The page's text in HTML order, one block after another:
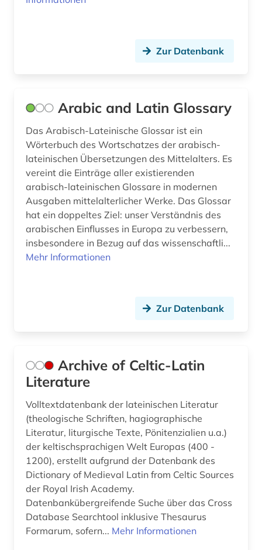
klassische philologie (26)
kolonie (1)
kommentar (6)
konkordanz (12)
konversationslexikon (1)
koptisch (3)
koptologie (2)
korpus (1)
kulturwissenschaften (4)
kupferstich (1)
künstlerdatenbank (1)
künstliche intelligenz (1)
latein (84)
lateinische kirchenväter (1)
Zur Datenbank
Arabic and Latin Glossary
Das Arabisch-Lateinische Glossar ist ein
Wörterbuch des Wortschatzes der arabisch-
lateinischen Übersetzungen des Mittelalters. Es
vereint die Einträge aller existierenden
arabisch-lateinischen Glossare in modernen
Ausgaben mittelalterlicher Werke. Das Glossar
hat ein doppeltes Ziel: unser Verständnis des
arabischen Einflusses in Europa zu verbessern,
insbesondere in Bezug auf das wissenschaftli...
Mehr Informationen
Zur Datenbank
Archive of Celtic-Latin
Literature
Volltextdatenbank der lateinischen Literatur
(theologische Schriften, hagiographische
Literatur, liturgische Texte, Pönitenzialien u.a.)
der keltischsprachigen Welt Europas (400 -
1200), erstellt aufgrund der Datenbank des
Dictionary of Medieval Latin from Celtic Sources
der Royal Irish Academy.
Datenbankübergreifende Suche über das Cross
Database Searchtool inklusive Thesaurus
Formarum, sofern... Mehr Informationen